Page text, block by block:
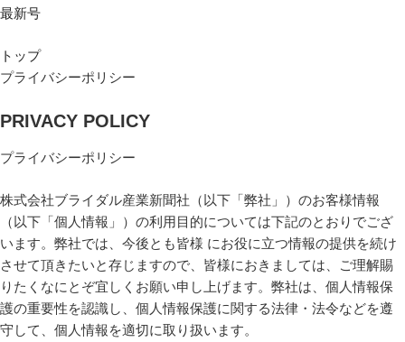
最新号
トップ
プライバシーポリシー
PRIVACY POLICY
プライバシーポリシー
株式会社ブライダル産業新聞社（以下「弊社」）のお客様情報
（以下「個人情報」）の利用目的については下記のとおりでござ
います。弊社では、今後とも皆様 にお役に立つ情報の提供を続け
させて頂きたいと存じますので、皆様におきましては、ご理解賜
りたくなにとぞ宜しくお願い申し上げます。弊社は、個人情報保
護の重要性を認識し、個人情報保護に関する法律・法令などを遵
守して、個人情報を適切に取り扱います。